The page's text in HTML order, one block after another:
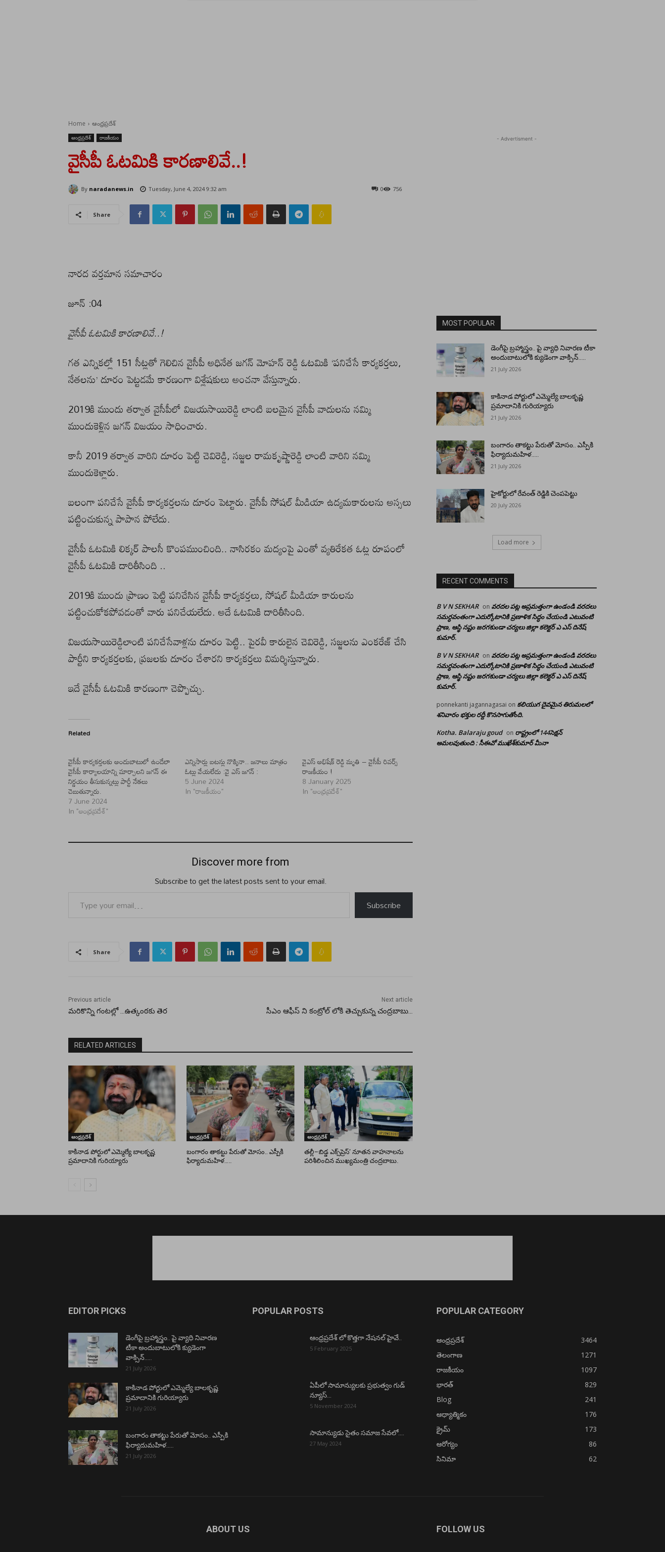
Home ఆంధ్రప్రదేశ్
ఆంధ్రప్రదేశ్ రాజకీయం
వైసీపీ ఓటమికి కారణాలివే..!
By naradanews.in Tuesday, June 4, 2024 9:32 am 756
0
Share
నారద వర్తమాన సమాచారం
జూన్ :04
వైసీపీ ఓటమికి కారణాలివే..!
గత ఎన్నికల్లో 151 సీట్లతో గెలిచిన వైసీపీ అధినేత జగన్ మోహన్ రెడ్డి ఓటమికి ‘పనిచేసే కార్యకర్తలు,
నేతలను’ దూరం పెట్టడమే కారణంగా విశ్లేషకులు అంచనా వేస్తున్నారు.
2019కి ముందు తర్వాత వైసీపీలో విజయసాయిరెడ్డి లాంటి బలమైన వైసీపీ వాదులను నమ్మి
ముందుకెళ్లిన జగన్ విజయం సాధించారు.
కానీ 2019 తర్వాత వారిని దూరం పెట్టి చెవిరెడ్డి, సజ్జల రామకృష్ణారెడ్డి లాంటి వారిని నమ్మి
ముందుకెళ్లారు.
బలంగా పనిచేసే వైసీపీ కార్యకర్తలను దూరం పెట్టారు. వైసీపీ సోషల్ మీడియా ఉద్యమకారులను అస్సలు
పట్టించుకున్న పాపాన పోలేదు.
వైసీపీ ఓటమికి లిక్కర్ పాలసీ కొంపముంచింది.. నాసిరకం మద్యంపై ఎంతో వ్యతిరేకత ఓట్ల రూపంలో
వైసీపీ ఓటమికి దారితీసింది ..
2019కి ముందు ప్రాణం పెట్టి పనిచేసిన వైసీపీ కార్యకర్తలు, సోషల్ మీడియా కారులను
పట్టించుకోకపోవడంతో వారు పనిచేయలేదు. అదే ఓటమికి దారితీసింది.
విజయసాయిరెడ్డిలాంటి పనిచేసేవాళ్లను దూరం పెట్టి.. పైరవీ కారులైన చెవిరెడ్డి, సజ్జలను ఎంకరేజ్ చేసి
పార్టీని కార్యకర్తలకు, ప్రజలకు దూరం చేశారని కార్యకర్తలు విమర్శిస్తున్నారు.
ఇదే వైసీపీ ఓటమికి కారణంగా చెప్పొచ్చు.
Related
వైసీపీ కార్యకర్తలకు అందుబాటులో ఉండేలా
వైసీపీ కార్యాలయాన్ని మార్చాలని జగన్ ఈ
నిర్ణయం తీసుకున్నట్లు పార్టీ నేతలు
చెబుతున్నారు.
7 June 2024
In "ఆంధ్రప్రదేశ్"
ఎన్నిసార్లు బటన్లు నొక్కినా.. జనాలు మాత్రం
ఓట్లు వేయలేదు :వై ఎస్ జగన్ :
5 June 2024
In "రాజకీయం"
వైఎస్ అభిషేక్ రెడ్డి మృతి – వైసీపీ రివర్స్
రాజకీయం !
8 January 2025
In "ఆంధ్రప్రదేశ్"
Discover more from
Subscribe to get the latest posts sent to your email.
Subscribe
Share
Previous article
మరికొన్ని గంటల్లో …ఉత్కంఠకు తెర
Next article
సీఎం ఆఫీస్ ని కంట్రోల్ లోకి తెచ్చుకున్న చంద్రబాబు…
RELATED ARTICLES
ఆంధ్రప్రదేశ్
కాకినాడ పోర్టులో ఎమ్మెల్యే బాలకృష్ణ
ప్రమాదానికి గురియ్యారు
ఆంధ్రప్రదేశ్
బంగారం తాకట్టు పేరుతో మోసం.. ఎస్పీకి
ఫిర్యాదుమహిళ…..
ఆంధ్రప్రదేశ్
తల్లీ–బిడ్డ ఎక్స్‌ప్రెస్’ నూతన వాహనాలను
పరిశీలించిన ముఖ్యమంత్రి చంద్రబాబు.
- Advertisment -
MOST POPULAR
డెంగీపై బ్రహ్మాస్త్రం.. పై వ్యాధి నివారణ టీకా
అందుబాటులోకి క్యుడెంగా వాక్సిన్…..
21 July 2026
కాకినాడ పోర్టులో ఎమ్మెల్యే బాలకృష్ణ
ప్రమాదానికి గురియ్యారు
21 July 2026
బంగారం తాకట్టు పేరుతో మోసం.. ఎస్పీకి
ఫిర్యాదుమహిళ…..
21 July 2026
హైకోర్టులో రేవంత్ రెడ్డికి చెంపపెట్టు
20 July 2026
Load more
RECENT COMMENTS
B V N SEKHAR on వరదల పట్ల అప్రమత్తంగా ఉండండి వరదలు
సమర్ధవంతంగా ఎదుర్కోటానికి ప్రణాళిక సిద్ధం చేయండి ఎటువంటి
ప్రాణ, ఆస్థి నష్టం జరగకుండా చర్యలు జిల్లా కలెక్టర్ ఎ ఎస్ దినేష్
కుమార్.
B V N SEKHAR on వరదల పట్ల అప్రమత్తంగా ఉండండి వరదలు
సమర్ధవంతంగా ఎదుర్కోటానికి ప్రణాళిక సిద్ధం చేయండి ఎటువంటి
ప్రాణ, ఆస్థి నష్టం జరగకుండా చర్యలు జిల్లా కలెక్టర్ ఎ ఎస్ దినేష్
కుమార్.
ponnekanti jagannagasai on కలియుగ దైవమైన తిరుమలలో
శనివారం భక్తుల రద్దీ కొనసాగుతోంది.
Kotha. Balaraju goud on రాష్ట్రంలో 144సెక్షన్
అమలవుతుంది : సీఈవో ముఖేశ్‌కుమార్‌ మీనా
EDITOR PICKS
డెంగీపై బ్రహ్మాస్త్రం.. పై వ్యాధి నివారణ
టీకా అందుబాటులోకి క్యుడెంగా
వాక్సిన్…..
21 July 2026
కాకినాడ పోర్టులో ఎమ్మెల్యే బాలకృష్ణ
ప్రమాదానికి గురియ్యారు
21 July 2026
బంగారం తాకట్టు పేరుతో మోసం.. ఎస్పీకి
ఫిర్యాదుమహిళ…..
21 July 2026
POPULAR POSTS
ఆంధ్రప్రదేశ్ లో కొత్తగా నేషనల్ హైవే..
5 February 2025
ఏపీలో సామాన్యులకు ప్రభుత్వం గుడ్
న్యూస్…
5 November 2024
సామాన్యుడు సైతం సమాజ సేవలో….
27 May 2024
POPULAR CATEGORY
ఆంధ్రప్రదేశ్
3464
తెలంగాణ
1271
రాజకీయం
1097
భారత్
829
Blog
241
ఆధ్యాత్మికం
176
క్రైమ్
173
ఆరోగ్యం
86
సినిమా
62
ABOUT US FOLLOW US